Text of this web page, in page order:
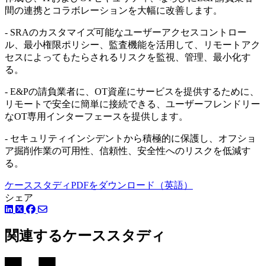
間の連携とコラボレーションを大幅に改善します。
- SRAのカスタマイズ可能なユーザーアクセスコントロー
ル、最小権限ポリシー、監査機能を活用して、リモートアク
セスによってもたらされるリスクを監視、管理、最小化す
る。
- E&Pの請負業者に、OT資産にサービスを提供するために、
リモートで安全に簡単に接続できる、ユーザーフレンドリー
なOT専用インターフェースを提供します。
- セキュリティインシデントから積極的に保護し、オフショ
ア掘削作業の可用性、信頼性、安全性へのリスクを低減す
る。
ケーススタディPDFをダウンロード（英語）
シェア
LinkedIn
ツイッター
Facebook
関連するケーススタディ